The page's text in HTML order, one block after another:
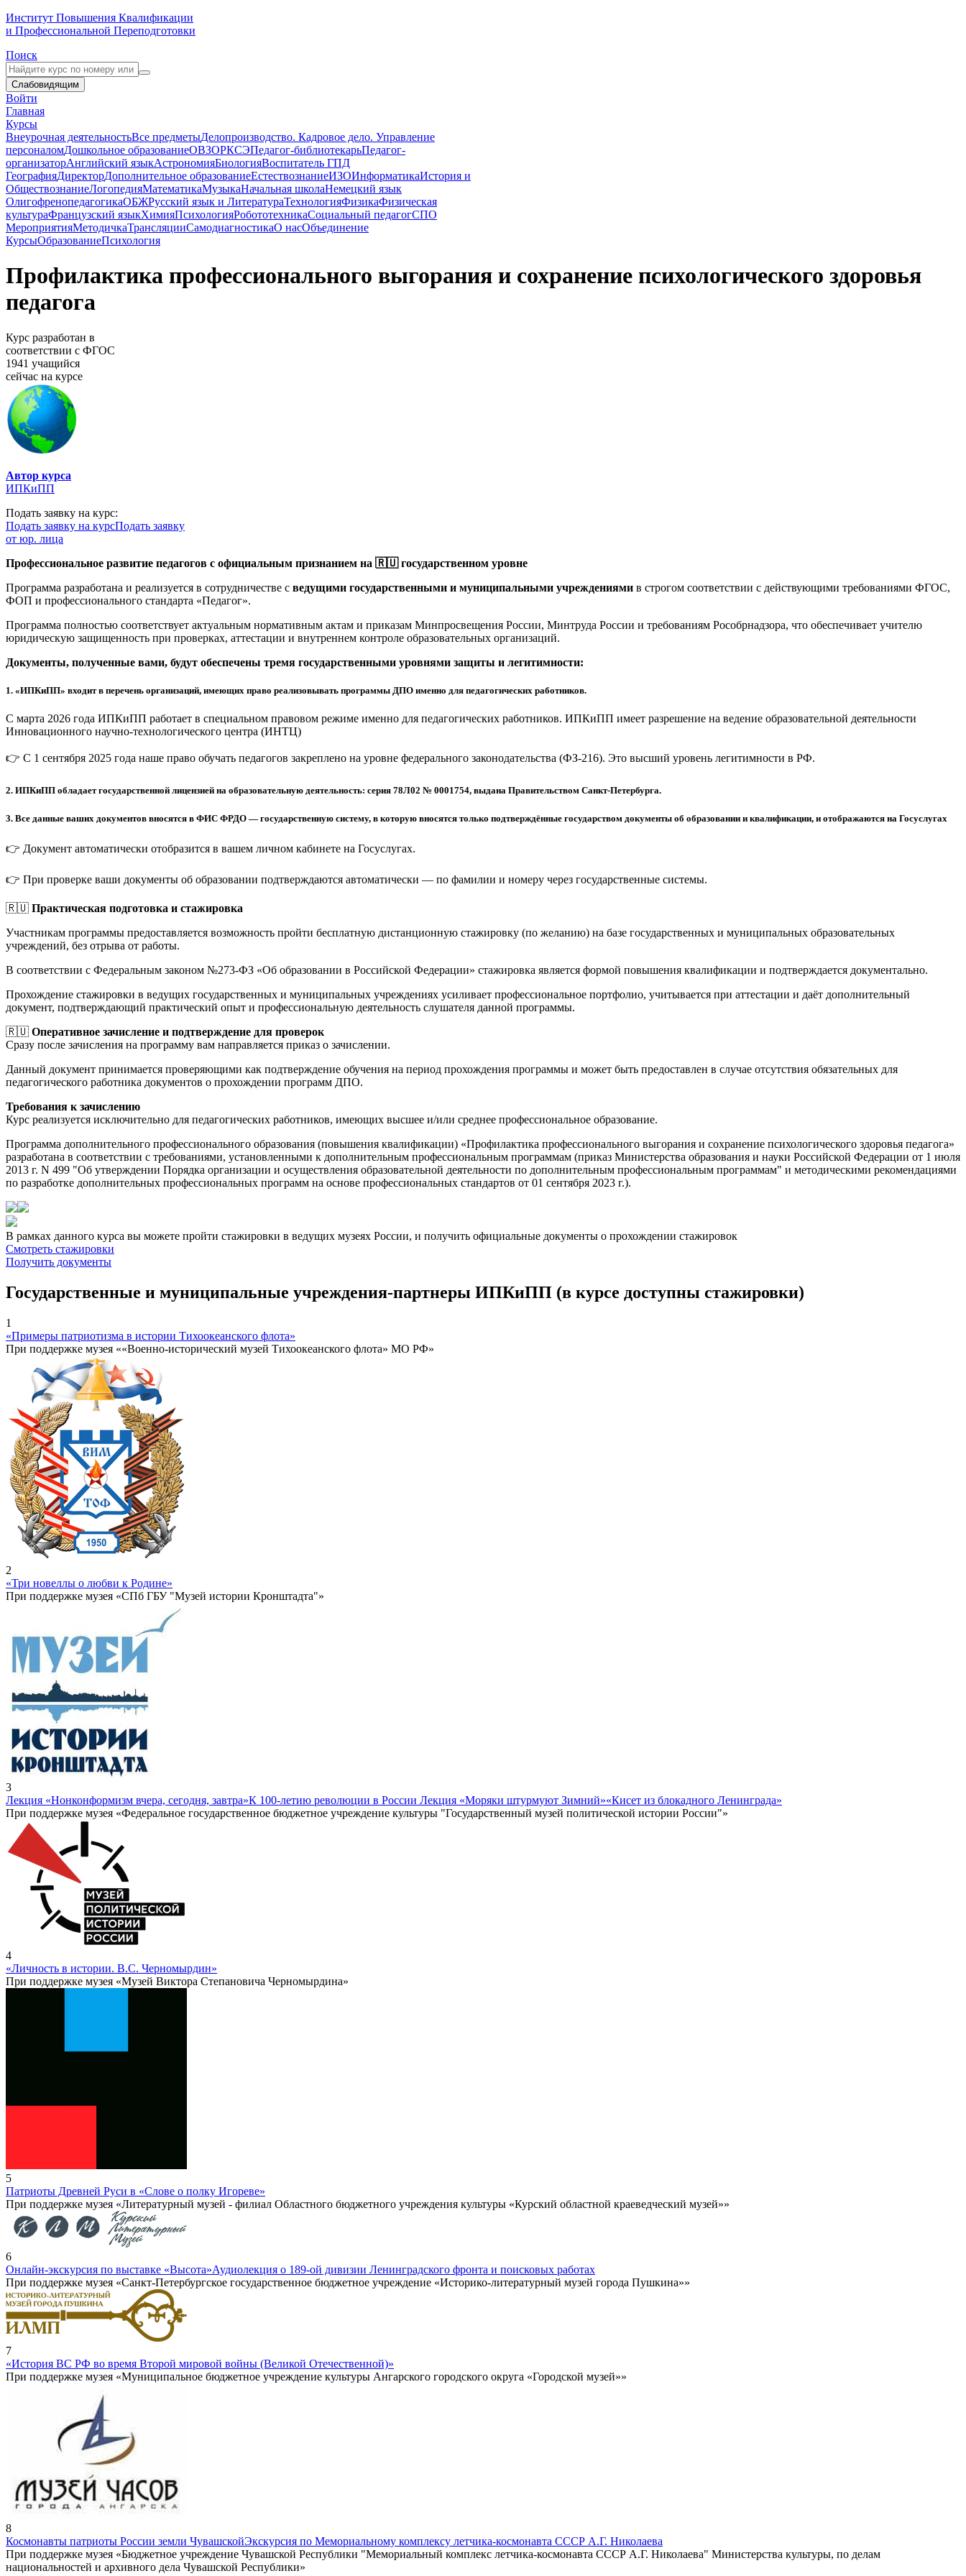
Институт Повышения Квалификации
и Профессиональной Переподготовки
Поиск
Слабовидящим
Войти
Главная
Курсы
Внеурочная деятельностьВсе предметыДелопроизводство. Кадровое дело. Управление
персоналомДошкольное образованиеОВЗОРКСЭПедагог-библиотекарьПедагог-
организаторАнглийский языкАстрономияБиологияВоспитатель ГПД
ГеографияДиректорДополнительное образованиеЕстествознаниеИЗОИнформатикаИстория и
ОбществознаниеЛогопедияМатематикаМузыкаНачальная школаНемецкий язык
ОлигофренопедагогикаОБЖРусский язык и ЛитератураТехнологияФизикаФизическая
культураФранцузский языкХимияПсихологияРобототехникаСоциальный педагогСПО
МероприятияМетодичкаТрансляцииСамодиагностикаО насОбъединение
КурсыОбразованиеПсихология
Профилактика профессионального выгорания и сохранение психологического здоровья
педагога
Курс разработан в
соответствии с ФГОС
1941 учащийся
сейчас на курсе
Автор курса
ИПКиПП
Подать заявку на курс:
Подать заявку на курсПодать заявку
от юр. лица
Профессиональное развитие педагогов с официальным признанием на 🇷🇺 государственном уровне
Программа разработана и реализуется в сотрудничестве с ведущими государственными и муниципальными учреждениями в строгом соответствии с действующими требованиями ФГОС,
ФОП и профессионального стандарта «Педагог».
Программа полностью соответствует актуальным нормативным актам и приказам Минпросвещения России, Минтруда России и требованиям Рособрнадзора, что обеспечивает учителю
юридическую защищенность при проверках, аттестации и внутреннем контроле образовательных организаций.
Документы, полученные вами, будут обеспечены тремя государственными уровнями защиты и легитимности:
1. «ИПКиПП» входит в перечень организаций, имеющих право реализовывать программы ДПО именно для педагогических работников.
С марта 2026 года ИПКиПП работает в специальном правовом режиме именно для педагогических работников. ИПКиПП имеет разрешение на ведение образовательной деятельности
Инновационного научно-технологического центра (ИНТЦ)
👉 С 1 сентября 2025 года наше право обучать педагогов закреплено на уровне федерального законодательства (ФЗ-216). Это высший уровень легитимности в РФ.
2. ИПКиПП обладает государственной лицензией на образовательную деятельность: серия 78Л02 № 0001754, выдана Правительством Санкт-Петербурга.
3. Все данные ваших документов вносятся в ФИС ФРДО — государственную систему, в которую вносятся только подтверждённые государством документы об образовании и квалификации, и отображаются на Госуслугах
👉 Документ автоматически отобразится в вашем личном кабинете на Госуслугах.
👉 При проверке ваши документы об образовании подтверждаются автоматически — по фамилии и номеру через государственные системы.
🇷🇺 Практическая подготовка и стажировка
Участникам программы предоставляется возможность пройти бесплатную дистанционную стажировку (по желанию) на базе государственных и муниципальных образовательных
учреждений, без отрыва от работы.
В соответствии с Федеральным законом №273-ФЗ «Об образовании в Российской Федерации» стажировка является формой повышения квалификации и подтверждается документально.
Прохождение стажировки в ведущих государственных и муниципальных учреждениях усиливает профессиональное портфолио, учитывается при аттестации и даёт дополнительный
документ, подтверждающий практический опыт и профессиональную деятельность слушателя данной программы.
🇷🇺 Оперативное зачисление и подтверждение для проверок
Сразу после зачисления на программу вам направляется приказ о зачислении.
Данный документ принимается проверяющими как подтверждение обучения на период прохождения программы и может быть предоставлен в случае отсутствия обязательных для
педагогического работника документов о прохождении программ ДПО.
Требования к зачислению
Курс реализуется исключительно для педагогических работников, имеющих высшее и/или среднее профессиональное образование.
Программа дополнительного профессионального образования (повышения квалификации) «Профилактика профессионального выгорания и сохранение психологического здоровья педагога»
разработана в соответствии с требованиями, установленными к дополнительным профессиональным программам (приказ Министерства образования и науки Российской Федерации от 1 июля
2013 г. N 499 "Об утверждении Порядка организации и осуществления образовательной деятельности по дополнительным профессиональным программам" и методическими рекомендациями
по разработке дополнительных профессиональных программ на основе профессиональных стандартов от 01 сентября 2023 г.).
В рамках данного курса вы можете пройти стажировки в ведущих музеях России, и получить официальные документы о прохождении стажировок
Смотреть стажировки
Получить документы
Государственные и муниципальные учреждения-партнеры ИПКиПП (в курсе доступны стажировки)
1
«Примеры патриотизма в истории Тихоокеанского флота»
При поддержке музея ««Военно-исторический музей Тихоокеанского флота» МО РФ»
2
«Три новеллы о любви к Родине»
При поддержке музея «СПб ГБУ "Музей истории Кронштадта"»
3
Лекция «Нонконформизм вчера, сегодня, завтра»К 100-летию революции в России Лекция «Моряки штурмуют Зимний»«Кисет из блокадного Ленинграда»
При поддержке музея «Федеральное государственное бюджетное учреждение культуры "Государственный музей политической истории России"»
4
«Личность в истории. В.С. Черномырдин»
При поддержке музея «Музей Виктора Степановича Черномырдина»
5
Патриоты Древней Руси в «Слове о полку Игореве»
При поддержке музея «Литературный музей - филиал Областного бюджетного учреждения культуры «Курский областной краеведческий музей»»
6
Онлайн-экскурсия по выставке «Высота»Аудиолекция о 189-ой дивизии Ленинградского фронта и поисковых работах
При поддержке музея «Санкт-Петербургское государственное бюджетное учреждение «Историко-литературный музей города Пушкина»»
7
«История ВС РФ во время Второй мировой войны (Великой Отечественной)»
При поддержке музея «Муниципальное бюджетное учреждение культуры Ангарского городского округа «Городской музей»»
8
Космонавты патриоты России земли ЧувашскойЭкскурсия по Мемориальному комплексу летчика-космонавта СССР А.Г. Николаева
При поддержке музея «Бюджетное учреждение Чувашской Республики "Мемориальный комплекс летчика-космонавта СССР А.Г. Николаева" Министерства культуры, по делам
национальностей и архивного дела Чувашской Республики»